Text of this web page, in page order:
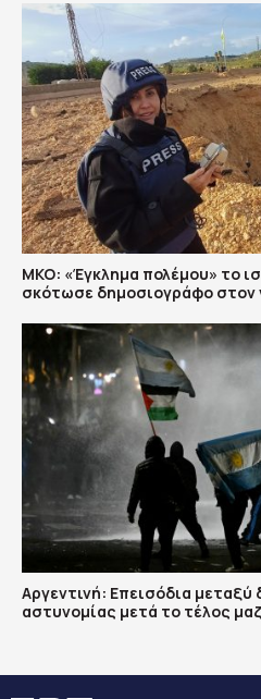
ΜΚΟ: «Έγκλημα πολέμου» το
σκότωσε δημοσιογράφο στον
Αργεντινή: Επεισόδια μεταξύ
αστυνομίας μετά το τέλος